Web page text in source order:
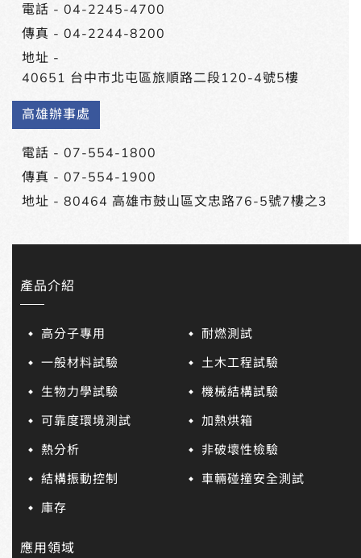
電話 - 04-2245-4700
傳真 - 04-2244-8200
地址 -
40651 台中市北屯區旅順路二段120-4號5樓
高雄辦事處
電話 - 07-554-1800
傳真 - 07-554-1900
地址 - 80464 高雄市鼓山區文忠路76-5號7樓之3
產品介紹
高分子專用
耐燃測試
一般材料試驗
土木工程試驗
生物力學試驗
機械結構試驗
可靠度環境測試
加熱烘箱
熱分析
非破壞性檢驗
結構振動控制
車輛碰撞安全測試
庫存
應用領域